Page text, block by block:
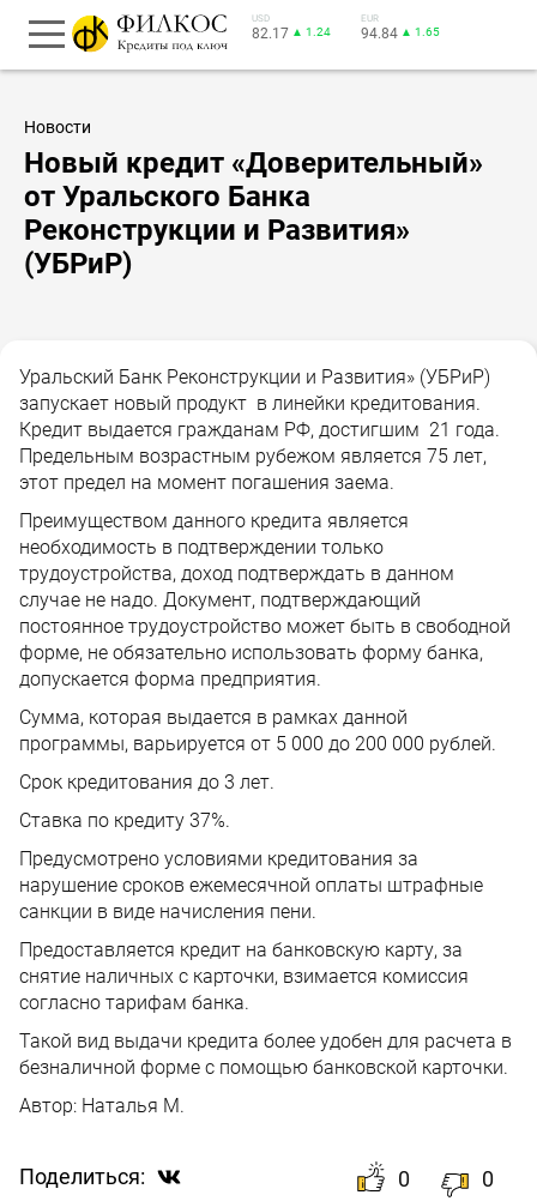
USD
82.17 ▲ 1.24
EUR
94.84 ▲ 1.65
Новости
Новый кредит «Доверительный»
от Уральского Банка
Реконструкции и Развития»
(УБРиР)
Уральский Банк Реконструкции и Развития» (УБРиР)
запускает новый продукт в линейки кредитования.
Кредит выдается гражданам РФ, достигшим 21 года.
Предельным возрастным рубежом является 75 лет,
этот предел на момент погашения заема.
Преимуществом данного кредита является
необходимость в подтверждении только
трудоустройства, доход подтверждать в данном
случае не надо. Документ, подтверждающий
постоянное трудоустройство может быть в свободной
форме, не обязательно использовать форму банка,
допускается форма предприятия.
Сумма, которая выдается в рамках данной
программы, варьируется от 5 000 до 200 000 рублей.
Срок кредитования до 3 лет.
Ставка по кредиту 37%.
Предусмотрено условиями кредитования за
нарушение сроков ежемесячной оплаты штрафные
санкции в виде начисления пени.
Предоставляется кредит на банковскую карту, за
снятие наличных с карточки, взимается комиссия
согласно тарифам банка.
Такой вид выдачи кредита более удобен для расчета в
безналичной форме с помощью банковской карточки.
Автор: Наталья М.
Поделиться: 0 0